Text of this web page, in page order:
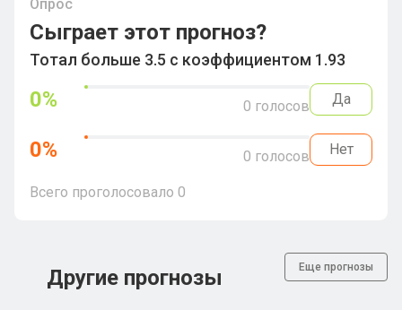
Опрос
Сыграет этот прогноз?
Тотал больше 3.5 с коэффициентом 1.93
0% 0 голосов Да
0% 0 голосов Нет
Всего проголосовало 0
Другие прогнозы Еще прогнозы